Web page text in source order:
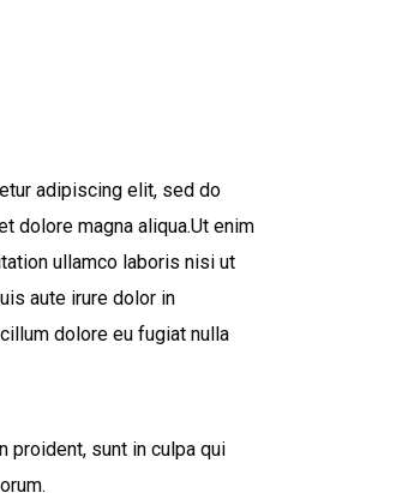
adipiscing elit, sed do
dolore magna aliqua.Ut enim
ullamco laboris nisi ut
aute irure dolor in
dolore eu fugiat nulla
proident, sunt in culpa qui